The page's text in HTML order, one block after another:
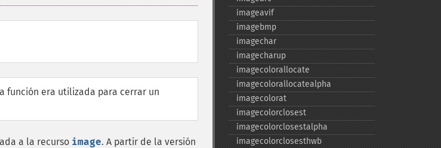
función era utilizada para cerrar un
a la recurso image. A partir de la versión
imageavif
imagebmp
imagechar
imagecharup
imagecolorallocate
imagecolorallocatealpha
imagecolorat
imagecolorclosest
imagecolorclosestalpha
imagecolorclosesthwb